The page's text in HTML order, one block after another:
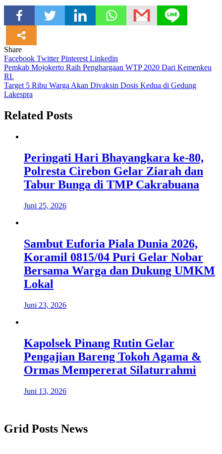
Share
Facebook TwitterPinterest Linkedin
Navigasi
pos
Pemkab Mojokerto Raih Penghargaan WTP 2020 Dari Kemenkeu
RI.
Target 5 Ribu Warga Akan Divaksin Dosis Kedua di Gedung
Lakespra
Related Posts
Peringati Hari Bhayangkara ke-80,
Polresta Cirebon Gelar Ziarah dan
Tabur Bunga di TMP Cakrabuana
Juni 25, 2026
Sambut Euforia Piala Dunia 2026,
Koramil 0815/04 Puri Gelar Nobar
Bersama Warga dan Dukung UMKM
Lokal
Juni 23, 2026
Kapolsek Pinang Rutin Gelar
Pengajian Bareng Tokoh Agama &
Ormas Mempererat Silaturrahmi
Juni 13, 2026
Grid Posts News